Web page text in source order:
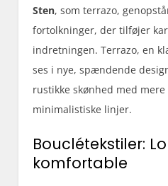
Sten, som terrazo,
fortolkninger, der tilføjer
indretningen. Terrazo, en
ses i nye, spændende
rustikke skønhed med
minimalistiske linjer.
Bouclétekstiler:
komfortable